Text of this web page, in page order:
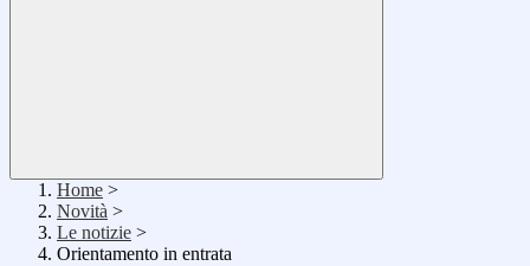
Home >
Novità >
Le notizie >
Orientamento in entrata